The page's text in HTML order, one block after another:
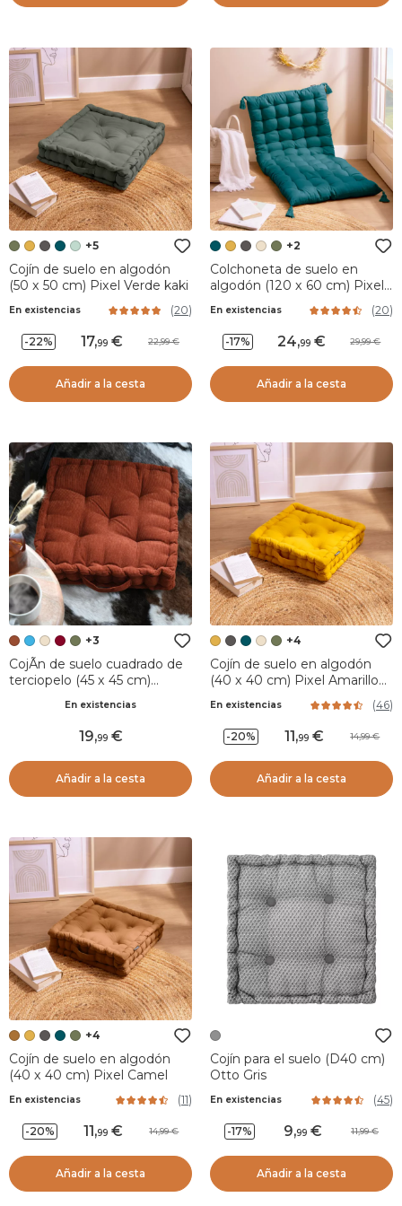
+5
Cojín de suelo en algodón
(50 x 50 cm) Pixel Verde kaki
En existencias (20)
-22% 17,99 22,99
Añadir a la cesta
+2
Colchoneta de suelo en
algodón (120 x 60 cm) Pixel
En existencias (20)
-17% 24,99 29,99
Añadir a la cesta
+3
CojÃ­n de suelo cuadrado de
terciopelo (45 x 45 cm)
En existencias
19,99
Añadir a la cesta
+4
Cojín de suelo en algodón
(40 x 40 cm) Pixel Amarillo
En existencias (46)
-20% 11,99 14,99
Añadir a la cesta
+4
Cojín de suelo en algodón
(40 x 40 cm) Pixel Camel
En existencias (11)
-20% 11,99 14,99
Añadir a la cesta
Cojín para el suelo (D40 cm)
Otto Gris
En existencias (45)
-17% 9,99 11,99
Añadir a la cesta